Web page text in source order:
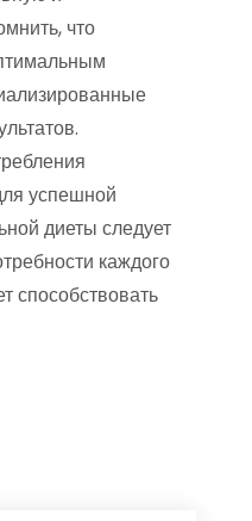
что
успешной
диеты следует
каждого
способствовать